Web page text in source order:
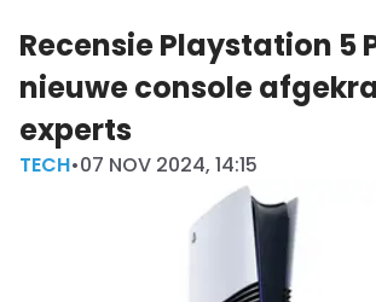
Recensie Playstation 5
nieuwe console
experts
TECH•07 NOV 2024, 14:15